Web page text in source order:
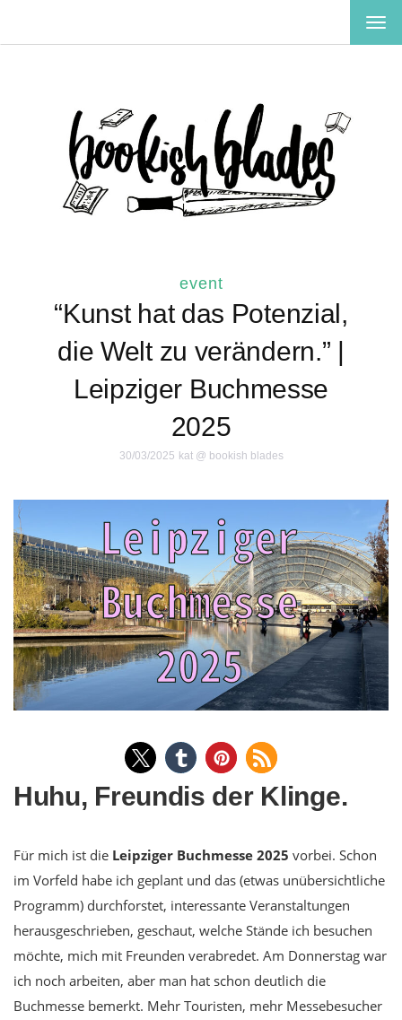
event
“Kunst hat das Potenzial,
die Welt zu verändern.” |
Leipziger Buchmesse
2025
30/03/2025 kat @ bookish blades
Huhu, Freundis der Klinge.
Für mich ist die Leipziger Buchmesse 2025 vorbei. Schon
im Vorfeld habe ich geplant und das (etwas unübersichtliche
Programm) durchforstet, interessante Veranstaltungen
herausgeschrieben, geschaut, welche Stände ich besuchen
möchte, mich mit Freunden verabredet. Am Donnerstag war
ich noch arbeiten, aber man hat schon deutlich die
Buchmesse bemerkt. Mehr Touristen, mehr Messebesucher